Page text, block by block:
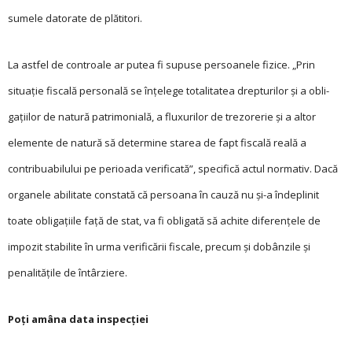
sumele datorate de plătitori.
La astfel de controale ar putea fi supuse persoanele fizice. „Prin
situație fis­­­cală personală se înțelege totalitatea drepturilor și a obli­
gațiilor de natură patrimonială, a fluxurilor de trezorerie și a altor
elemente de natură să determine starea de fapt fiscală reală a
contribuabilului pe perioada verificată”, specifică actul normativ. Dacă
organele abilitate constată că persoana în cauză nu și-a îndeplinit
toate obligațiile față de stat, va fi obligată să achite diferențele de
impozit stabilite în urma verificării fiscale, precum și dobânzile și
penalitățile de întârziere.
Poți amâna data inspecției